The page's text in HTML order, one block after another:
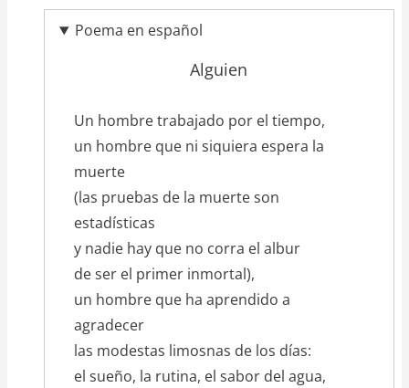
Poema en español
Alguien
texto_poema
Un hombre trabajado por el tiempo,
un hombre que ni siquiera espera la
muerte
(las pruebas de la muerte son
estadísticas
y nadie hay que no corra el albur
de ser el primer inmortal),
un hombre que ha aprendido a
agradecer
las modestas limosnas de los días:
el sueño, la rutina, el sabor del agua,